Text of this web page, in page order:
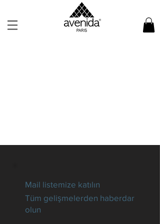
Mail listemize katılın
Tüm gelişmelerden haberdar
olun